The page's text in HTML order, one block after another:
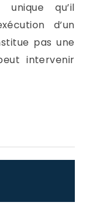
qu’il
d’un
pas une
intervenir